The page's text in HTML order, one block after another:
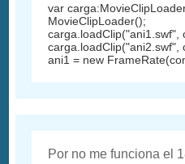
var
MovieClipLoader();
carga.loadClip("ani1.swf",
carga.loadClip("ani2.swf",
ani1 = new
Por no me funciona el